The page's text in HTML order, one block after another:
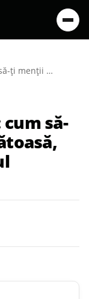
Wellness de toamnă: cum să-ți menții mintea sănătoasă, corpul frumos și stilul impecabil
să-